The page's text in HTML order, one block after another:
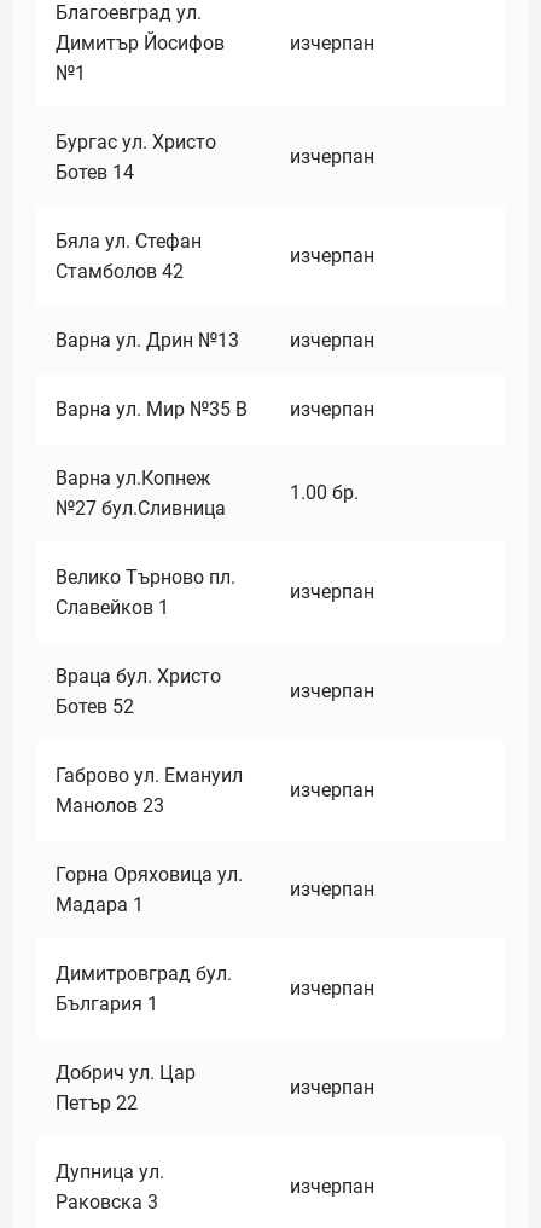
Благоевград ул.
Димитър Йосифов
№1
изчерпан
Бургас ул. Христо
Ботев 14
изчерпан
Бяла ул. Стефан
Стамболов 42
изчерпан
Варна ул. Дрин №13 изчерпан
Варна ул. Мир №35 В изчерпан
Варна ул.Копнеж
№27 бул.Сливница
1.00 бр.
Велико Търново пл.
Славейков 1
изчерпан
Враца бул. Христо
Ботев 52
изчерпан
Габрово ул. Емануил
Манолов 23
изчерпан
Горна Оряховица ул.
Мадара 1
изчерпан
Димитровград бул.
България 1
изчерпан
Добрич ул. Цар
Петър 22
изчерпан
Дупница ул.
Раковска 3
изчерпан